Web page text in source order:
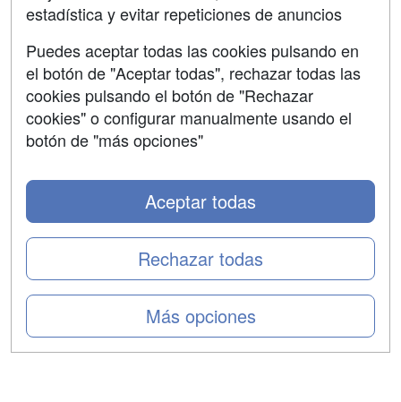
Copyleft
estadística y evitar repeticiones de anuncios
Puedes aceptar todas las cookies pulsando en
el botón de "Aceptar todas", rechazar todas las
cookies pulsando el botón de "Rechazar
cookies" o configurar manualmente usando el
botón de "más opciones"
Más opciones
Rechazar todas
Aceptar todas